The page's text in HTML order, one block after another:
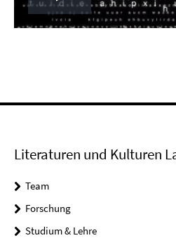
Play
Literaturen und Kulturen
Team
Forschung
Studium & Lehre